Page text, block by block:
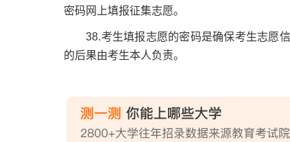
密码网上填报征集志愿。
38.考生填报志愿的密码是确保考生志愿信
的后果由考生本人负责。